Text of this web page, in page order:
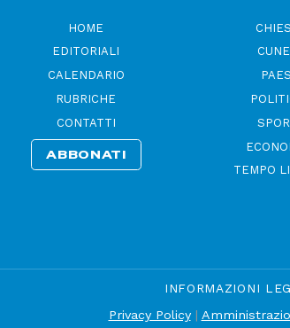
HOME
EDITORIALI
CALENDARIO
RUBRICHE
CONTATTI
ABBONATI
TEMPO
INFORMAZIONI
Privacy Policy|